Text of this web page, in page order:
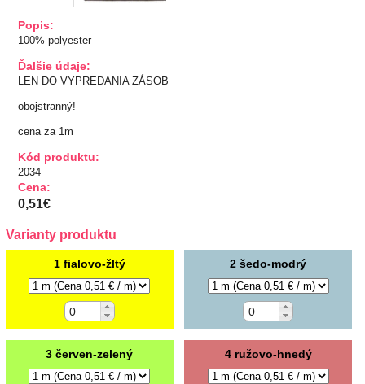
TIPY NA DARČEKY
Zľavnené
Aplikácie
Burda strihy
Gombíky
Guma
Hobby
Popis:
100% polyester
Ďalšie údaje:
LEN DO VYPREDANIA ZÁSOB
obojstranný!
cena za 1m
Kód produktu:
2034
Cena:
0,51€
Varianty produktu
1 fialovo-žltý 2 šedo-modrý
3 červen-zelený 4 ružovo-hnedý